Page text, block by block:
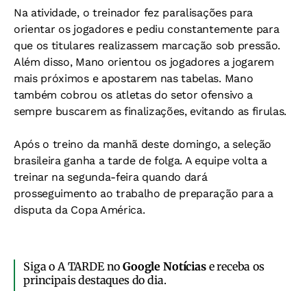
Na atividade, o treinador fez paralisações para
orientar os jogadores e pediu constantemente para
que os titulares realizassem marcação sob pressão.
Além disso, Mano orientou os jogadores a jogarem
mais próximos e apostarem nas tabelas. Mano
também cobrou os atletas do setor ofensivo a
sempre buscarem as finalizações, evitando as firulas.
Após o treino da manhã deste domingo, a seleção
brasileira ganha a tarde de folga. A equipe volta a
treinar na segunda-feira quando dará
prosseguimento ao trabalho de preparação para a
disputa da Copa América.
Siga o A TARDE noGoogle Notíciase receba os
principais destaques do dia.